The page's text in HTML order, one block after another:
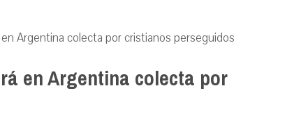
Argentina colecta por cristianos perseguidos
en Argentina colecta por